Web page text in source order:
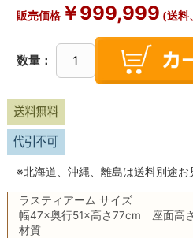
販売価格￥999,999 (送料
数量：
※北海道、沖縄、離島は送料別途お
ラスティアーム サイズ
幅47×奥行51×高さ77cm 座面高
材質